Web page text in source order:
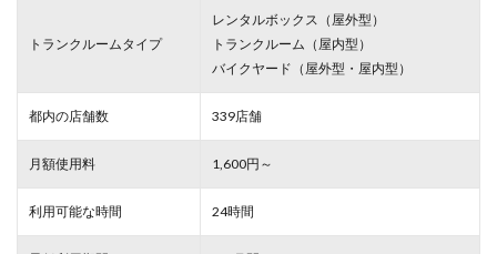
トランクルームタイプ
レンタルボックス（屋外型）
トランクルーム（屋内型）
バイクヤード（屋外型・屋内型）
都内の店舗数 339店舗
月額使用料 1,600円～
利用可能な時間 24時間